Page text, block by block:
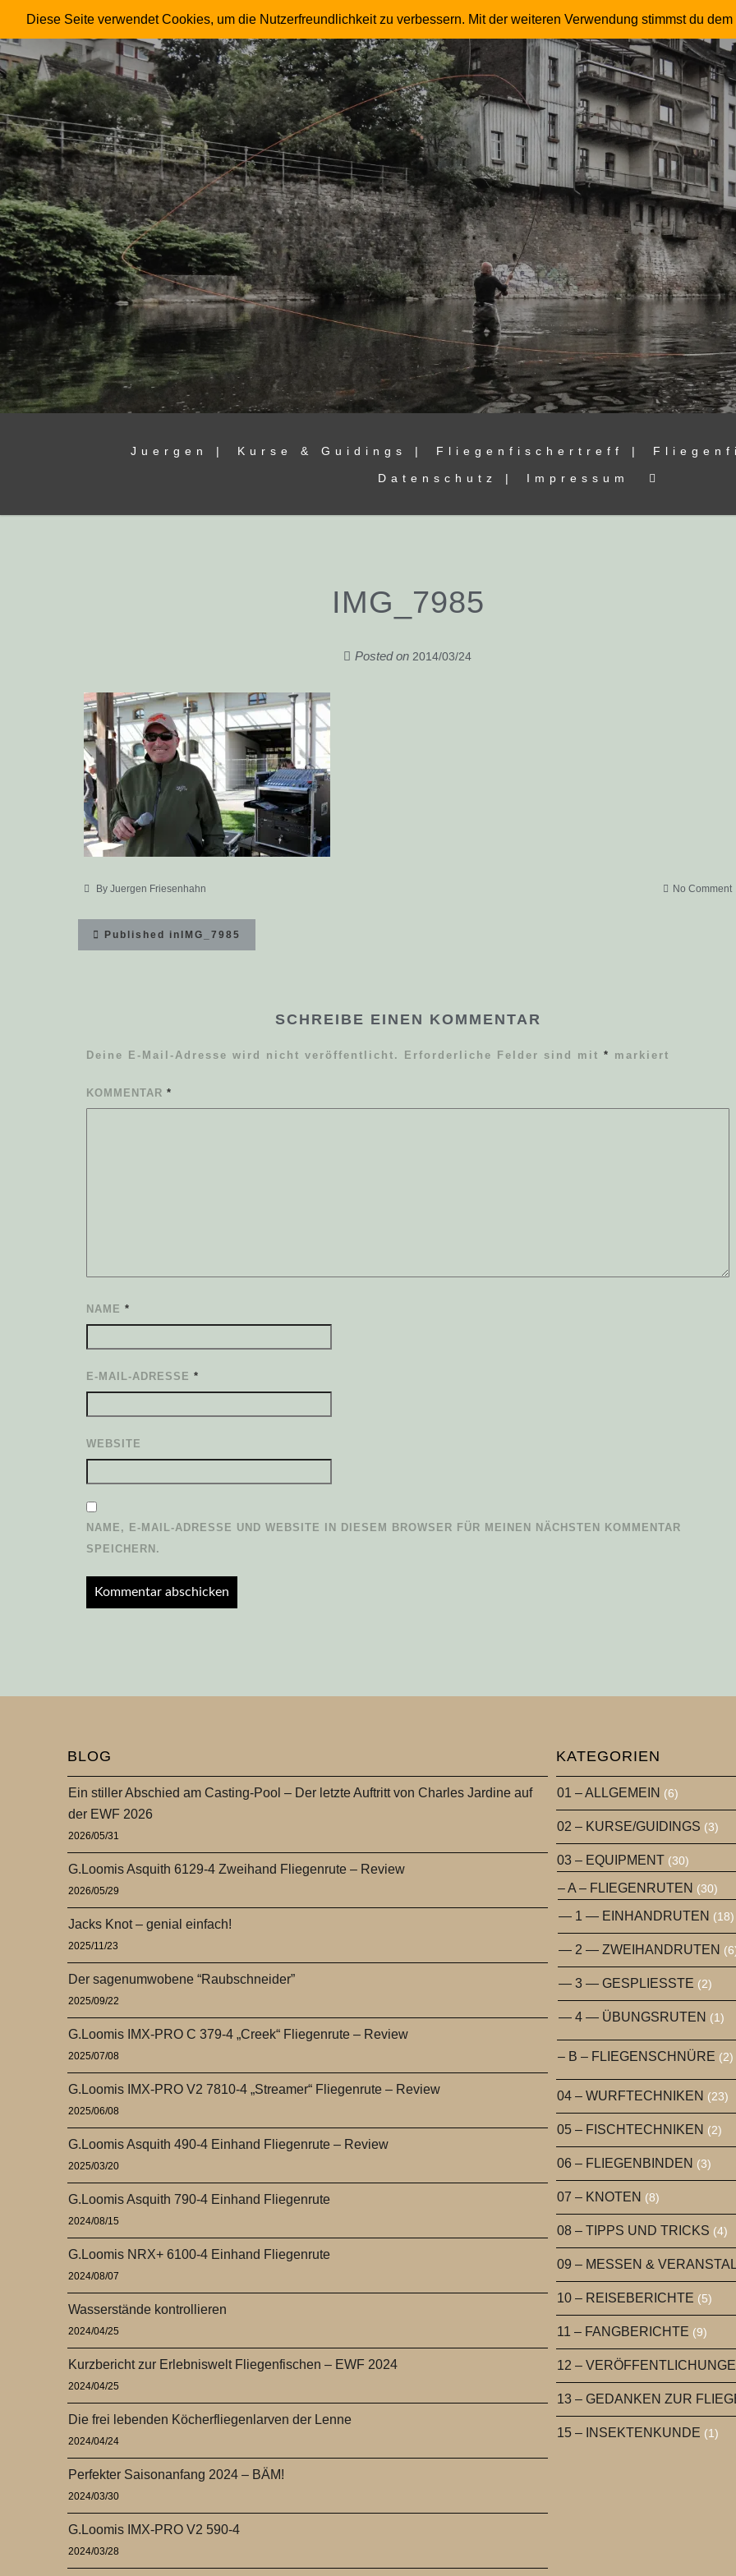
Skip
to
content
FRIESENHAHN – Fliegenfischer – Master Instruktor –
Juergen | Kurse & Guidings | Fliegenfischertreff |
Datenschutz | Impressum
IMG_7985
Posted on 2014/03/24
ByJuergen Friesenhahn No Comment
Beitragsnavigation
Published in IMG_7985
SCHREIBE EINEN KOMMENTAR
Deine E-Mail-Adresse wird nicht veröffentlicht. Erforderliche Felder sind mit* markiert
KOMMENTAR*
NAME*
E-MAIL-ADRESSE*
WEBSITE
NAME, E-MAIL-ADRESSE UND WEBSITE IN DIESEM BROWSER FÜR MEINEN NÄCHSTEN KOMMENTAR
SPEICHERN.
BLOG
Ein stiller Abschied am Casting-Pool – Der letzte Auftritt von Charles Jardine auf
der EWF 2026
2026/05/31
G.Loomis Asquith 6129-4 Zweihand Fliegenrute – Review
2026/05/29
Jacks Knot – genial einfach!
2025/11/23
Der sagenumwobene “Raubschneider”
2025/09/22
G.Loomis IMX-PRO C 379-4 „Creek“ Fliegenrute – Review
2025/07/08
G.Loomis IMX-PRO V2 7810-4 „Streamer“ Fliegenrute – Review
2025/06/08
G.Loomis Asquith 490-4 Einhand Fliegenrute – Review
2025/03/20
G.Loomis Asquith 790-4 Einhand Fliegenrute
2024/08/15
G.Loomis NRX+ 6100-4 Einhand Fliegenrute
2024/08/07
Wasserstände kontrollieren
2024/04/25
Kurzbericht zur Erlebniswelt Fliegenfischen – EWF 2024
2024/04/25
Die frei lebenden Köcherfliegenlarven der Lenne
2024/04/24
Perfekter Saisonanfang 2024 – BÄM!
2024/03/30
G.Loomis IMX-PRO V2 590-4
2024/03/28
KATEGORIEN
01 – ALLGEMEIN (6)
02 – KURSE/GUIDINGS (3)
03 – EQUIPMENT (30)
– A – FLIEGENRUTEN (30)
— 1 — EINHANDRUTEN (18)
— 2 — ZWEIHANDRUTEN
— 3 — GESPLIESSTE (2)
— 4 — ÜBUNGSRUTEN (1)
– B – FLIEGENSCHNÜRE (2)
04 – WURFTECHNIKEN (23)
05 – FISCHTECHNIKEN (2)
06 – FLIEGENBINDEN (3)
07 – KNOTEN (8)
08 – TIPPS UND TRICKS (4)
09 – MESSEN &
10 – REISEBERICHTE (5)
11 – FANGBERICHTE (9)
12 –
13 – GEDANKEN ZUR
15 – INSEKTENKUNDE (1)
Diese Seite verwendet Cookies, um die Nutzerfreundlichkeit zu verbessern. Mit der weiteren Verwendung stimmst du dem